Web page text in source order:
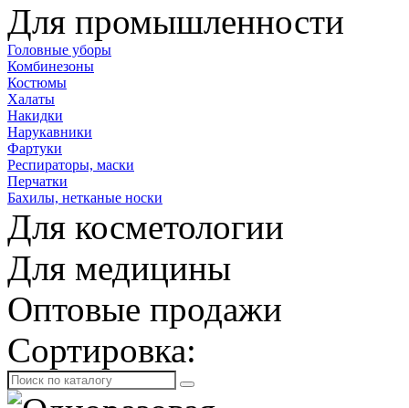
Для промышленности
Головные уборы
Комбинезоны
Костюмы
Халаты
Накидки
Нарукавники
Фартуки
Респираторы, маски
Перчатки
Бахилы, нетканые носки
Для косметологии
Для медицины
Оптовые продажи
Сортировка: